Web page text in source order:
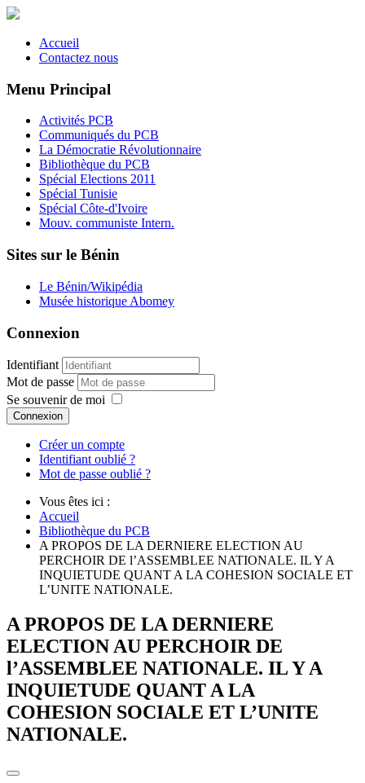
Accueil
Contactez nous
Menu Principal
Activités PCB
Communiqués du PCB
La Démocratie Révolutionnaire
Bibliothèque du PCB
Spécial Elections 2011
Spécial Tunisie
Spécial Côte-d'Ivoire
Mouv. communiste Intern.
Sites sur le Bénin
Le Bénin/Wikipédia
Musée historique Abomey
Connexion
Identifiant
Mot de passe
Se souvenir de moi
Connexion
Créer un compte
Identifiant oublié ?
Mot de passe oublié ?
Vous êtes ici :
Accueil
Bibliothèque du PCB
A PROPOS DE LA DERNIERE ELECTION AU
PERCHOIR DE l’ASSEMBLEE NATIONALE. IL Y A
INQUIETUDE QUANT A LA COHESION SOCIALE ET
L’UNITE NATIONALE.
A PROPOS DE LA DERNIERE
ELECTION AU PERCHOIR DE
l’ASSEMBLEE NATIONALE. IL Y A
INQUIETUDE QUANT A LA
COHESION SOCIALE ET L’UNITE
NATIONALE.